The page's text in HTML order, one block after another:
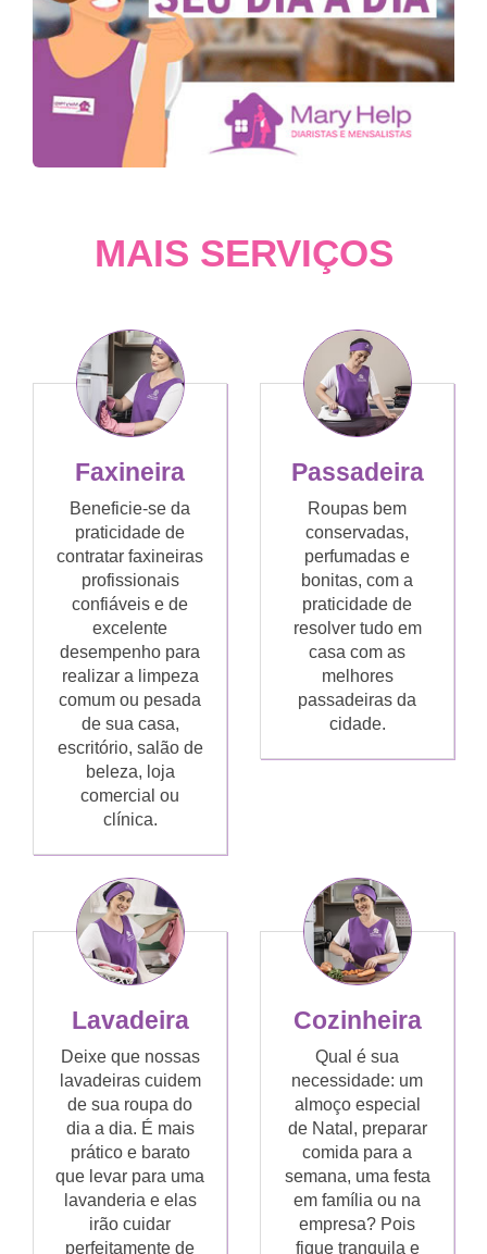
MAIS SERVIÇOS
Faxineira
Beneficie-se da
praticidade de
contratar faxineiras
profissionais
confiáveis e de
excelente
desempenho para
realizar a limpeza
comum ou pesada
de sua casa,
escritório, salão de
beleza, loja
comercial ou
clínica.
Passadeira
Roupas bem
conservadas,
perfumadas e
bonitas, com a
praticidade de
resolver tudo em
casa com as
melhores
passadeiras da
cidade.
Lavadeira
Deixe que nossas
lavadeiras cuidem
de sua roupa do
dia a dia. É mais
prático e barato
que levar para uma
lavanderia e elas
irão cuidar
perfeitamente de
Cozinheira
Qual é sua
necessidade: um
almoço especial
de Natal, preparar
comida para a
semana, uma festa
em família ou na
empresa? Pois
fique tranquila e